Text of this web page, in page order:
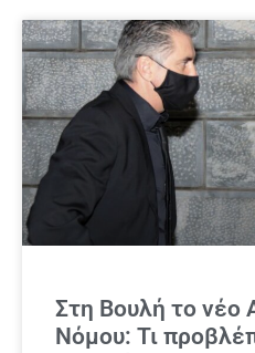
Στη Βουλή το νέο
Νόμου: Τι